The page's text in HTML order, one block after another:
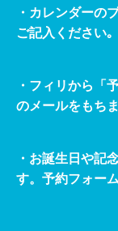
・カレンダーの
ご記入ください｡
・フィリから「
のメールをもち
・お誕生日や記
す。予約フォー